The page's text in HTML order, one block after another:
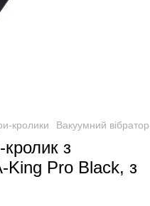
кролики Вакуумний
з
King Pro Black, з